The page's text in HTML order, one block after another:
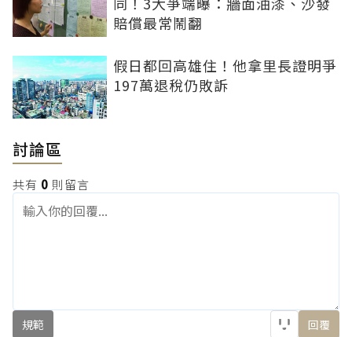
賠償最常鬧翻
假日都回高雄住！他拿里長證明爭
197萬退稅仍敗訴
討論區
共有 0 則留言
規範 回覆